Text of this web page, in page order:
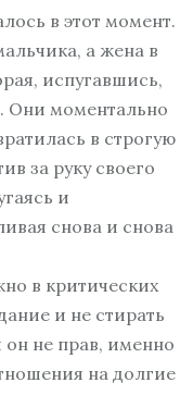
в этот момент.
а жена в
испугавшись,
Они моментально
в строгую
за руку своего
и
снова и снова
в критических
и не стирать
не прав, именно
на долгие